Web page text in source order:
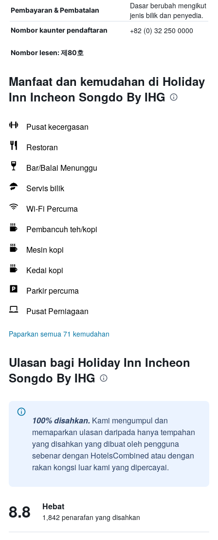
Pembayaran & Pembatalan
Dasar berubah mengikut
jenis bilik dan penyedia.
Nombor kaunter pendaftaran +82 (0) 32 250 0000
Nombor lesen: 제80호
Manfaat dan kemudahan di Holiday
Inn Incheon Songdo By IHG
Pusat kecergasan
Restoran
Bar/Balai Menunggu
Servis bilik
Wi-Fi Percuma
Pembancuh teh/kopi
Mesin kopi
Kedai kopi
Parkir percuma
Pusat Perniagaan
Paparkan semua 71 kemudahan
Ulasan bagi Holiday Inn Incheon
Songdo By IHG
100% disahkan. Kami mengumpul dan
memaparkan ulasan daripada hanya tempahan
yang disahkan yang dibuat oleh pengguna
sebenar dengan HotelsCombined atau dengan
rakan kongsi luar kami yang dipercayai.
8.8 Hebat
1,842 penarafan yang disahkan